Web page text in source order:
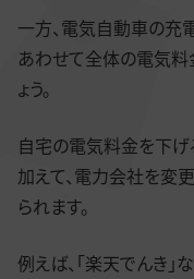
一方、電気自動車の充
あわせて全体の電気料
ょう。
自宅の電気料金を下
加えて、電力会社を変
られます。
例えば、「楽天でんき